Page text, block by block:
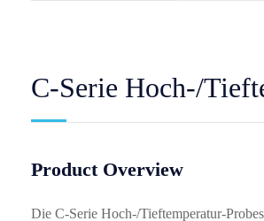
C-Serie Hoch-/
Product Overview
Die C-Serie Hoch-/Tieftemperatur-